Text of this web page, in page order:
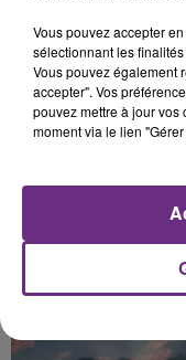
6h53
6h53
HOZIER
Vous pouvez accepter
sélectionnant les
Vous pouvez également
accepter". Vos
pouvez mettre à jour vos
moment via le lien